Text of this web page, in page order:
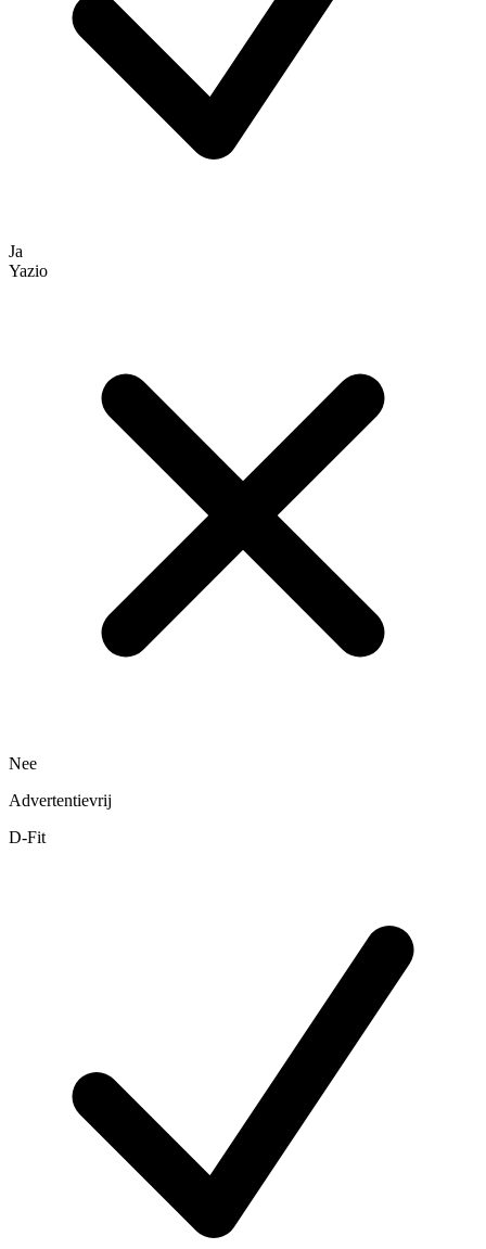
Ja
Yazio
Nee
Advertentievrij
D-Fit